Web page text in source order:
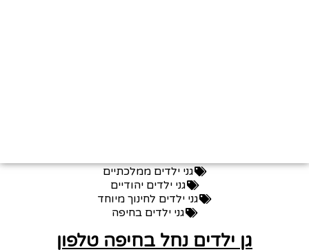
גני ילדים ממלכתיים
גני ילדים יהודיים
גני ילדים לחינוך מיוחד
גני ילדים בחיפה
גן ילדים נחל בחיפה טלפון